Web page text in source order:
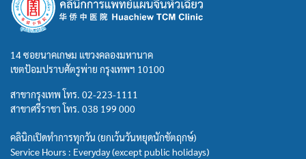
14 ซอยนาคเกษม แขวงคลองมหานาค
เขตป้อมปราบศัตรูพ่าย กรุงเทพฯ 10100
สาขากรุงเทพ โทร. 02-223-1111
สาขาศรีราชา โทร. 038 199 000
คลินิกเปิดทำการทุกวัน (ยกเว้นวันหยุดนักขัตฤกษ์)
Service Hours : Everyday (except public holidays)